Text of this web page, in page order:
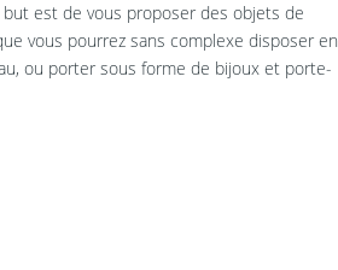
est de vous proposer des objets de
vous pourrez sans complexe disposer en
ou porter sous forme de bijoux et porte-